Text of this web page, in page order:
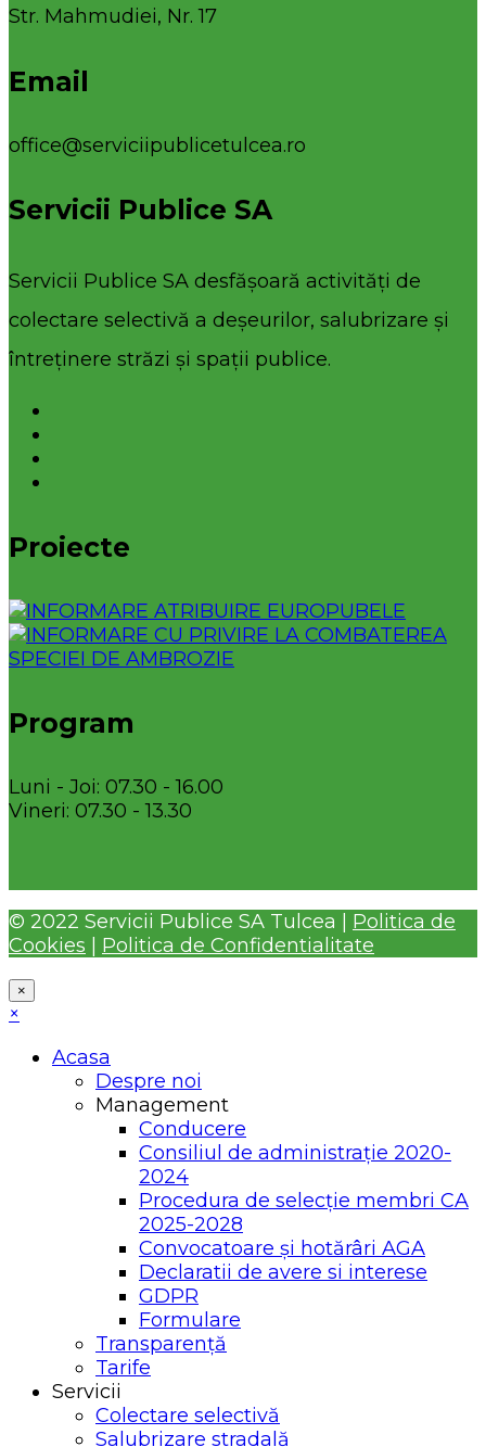
Str. Mahmudiei, Nr. 17
Email
office@serviciipublicetulcea.ro
Servicii Publice SA
Servicii Publice SA desfășoară activități de
colectare selectivă a deșeurilor, salubrizare și
întreținere străzi și spații publice.
Proiecte
Program
Luni - Joi: 07.30 - 16.00
Vineri: 07.30 - 13.30
© 2022 Servicii Publice SA Tulcea | Politica de
Cookies
Politica de Confidentialitate
×
×
Acasa
Despre noi
Management
Conducere
Consiliul de administrație 2020-
2024
Procedura de selecție membri CA
2025-2028
Convocatoare și hotărâri AGA
Declaratii de avere si interese
GDPR
Formulare
Transparență
Tarife
Servicii
Colectare selectivă
Salubrizare stradală